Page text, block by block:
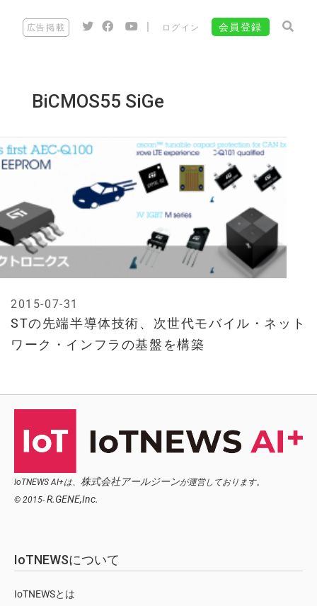
広告掲載 ログイン 会員登録
BiCMOS55 SiGe
STの先端半導体技術、次世代モバイル・ネット
ワーク・インフラの基盤を構築
2015-07-31
IoTNEWS AI+は、 株式会社アールジーンが運営しております。
© 2015- R.GENE,Inc.
IoTNEWSについて
IoTNEWSとは